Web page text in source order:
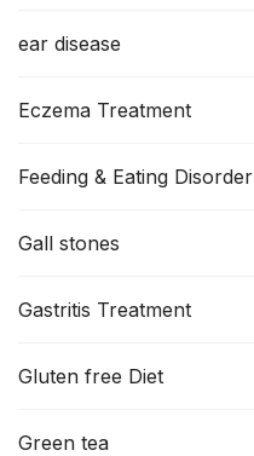
ear disease
Eczema Treatment
Feeding & Eating Disorder
Gall stones
Gastritis Treatment
Gluten free Diet
Green tea